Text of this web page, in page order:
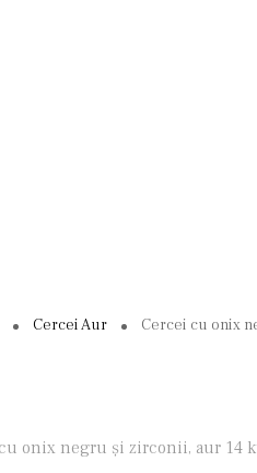
Cercei Aur Cercei cu onix